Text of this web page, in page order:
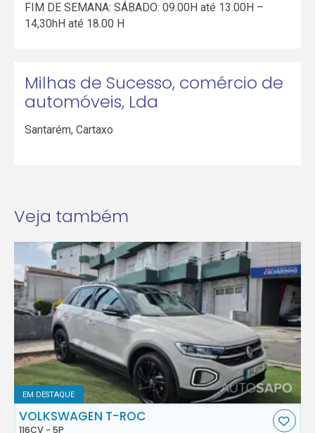
FIM DE SEMANA: SÁBADO: 09.00H até 13.00H –
14,30hH até 18.00 H
Milhas de Sucesso, comércio de
automóveis, Lda
Santarém,Cartaxo
Veja também
EM DESTAQUE
VOLKSWAGEN T-ROC
116CV - 5P